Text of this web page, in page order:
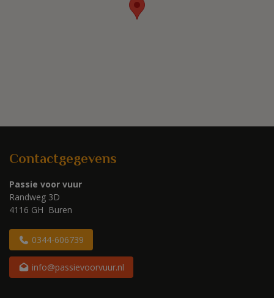
Contactgegevens
Passie voor vuur
Randweg 3D
4116 GH Buren
0344-606739
info@passievoorvuur.nl